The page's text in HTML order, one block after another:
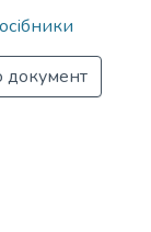
документ